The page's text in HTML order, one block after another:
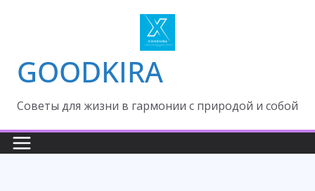
GOODKIRA
Cоветы для жизни в гармонии с природой и собой